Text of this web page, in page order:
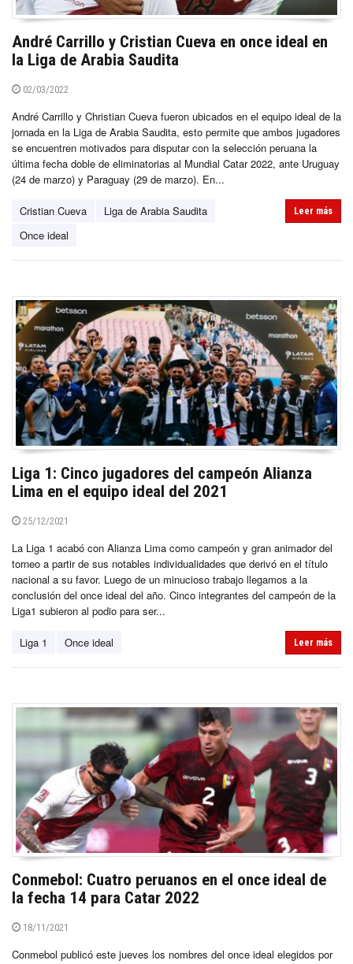
André Carrillo y Cristian Cueva en once ideal en
la Liga de Arabia Saudita
02/03/2022
André Carrillo y Christian Cueva fueron ubicados en el equipo ideal de la
jornada en la Liga de Arabia Saudita, esto permite que ambos jugadores
se encuentren motivados para disputar con la selección peruana la
última fecha doble de eliminatorias al Mundial Catar 2022, ante Uruguay
(24 de marzo) y Paraguay (29 de marzo). En...
Cristian Cueva
Liga de Arabia Saudita
Once ideal
Leer más
Liga 1: Cinco jugadores del campeón Alianza
Lima en el equipo ideal del 2021
25/12/2021
La Liga 1 acabó con Alianza Lima como campeón y gran animador del
torneo a partir de sus notables individualidades que derivó en el título
nacional a su favor. Luego de un minucioso trabajo llegamos a la
conclusión del once ideal del año. Cinco integrantes del campeón de la
Liga1 subieron al podio para ser...
Liga 1 Once ideal Leer más
Conmebol: Cuatro peruanos en el once ideal de
la fecha 14 para Catar 2022
18/11/2021
Conmebol publicó este jueves los nombres del once ideal elegidos por